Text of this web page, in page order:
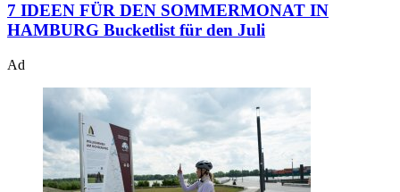
7 IDEEN FÜR DEN SOMMERMONAT IN
HAMBURG Bucketlist für den Juli
Ad